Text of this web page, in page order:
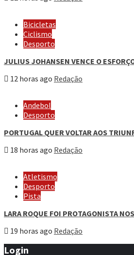
Bicicletas
Ciclismo
Desporto
JULIUS JOHANSEN VENCE O
12 horas ago Redação
Andebol
Desporto
PORTUGAL QUER VOLTAR AOS
18 horas ago Redação
Atletismo
Desporto
Pista
LARA ROQUE FOI PROTAGONISTA
19 horas ago Redação
Login